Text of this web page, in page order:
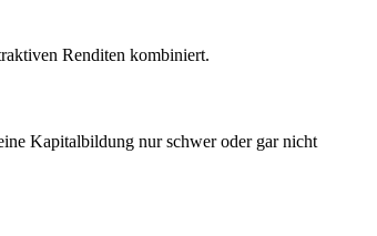
Renditen kombiniert.
Kapitalbildung nur schwer oder gar nicht